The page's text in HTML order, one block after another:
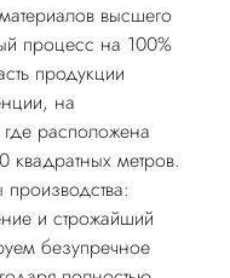
высшего
процесс на 100%
продукции
на
расположена
метров.
и строжайший
безупречное